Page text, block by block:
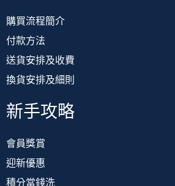
購買流程簡介
付款方法
送貨安排及收費
換貨安排及細則
新手攻略
會員獎賞
迎新優惠
積分當錢洗